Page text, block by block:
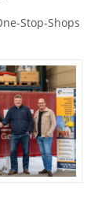
Stop-Shops